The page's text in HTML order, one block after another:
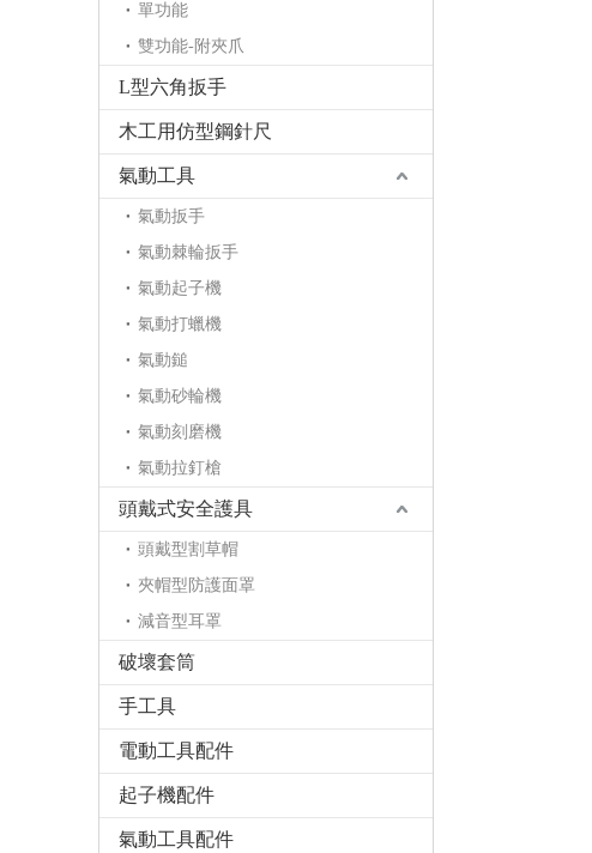
單功能
雙功能-附夾爪
L型六角扳手
木工用仿型鋼針尺
氣動工具
氣動扳手
氣動棘輪扳手
氣動起子機
氣動打蠟機
氣動鎚
氣動砂輪機
氣動刻磨機
氣動拉釘槍
頭戴式安全護具
頭戴型割草帽
夾帽型防護面罩
減音型耳罩
破壞套筒
手工具
電動工具配件
起子機配件
氣動工具配件